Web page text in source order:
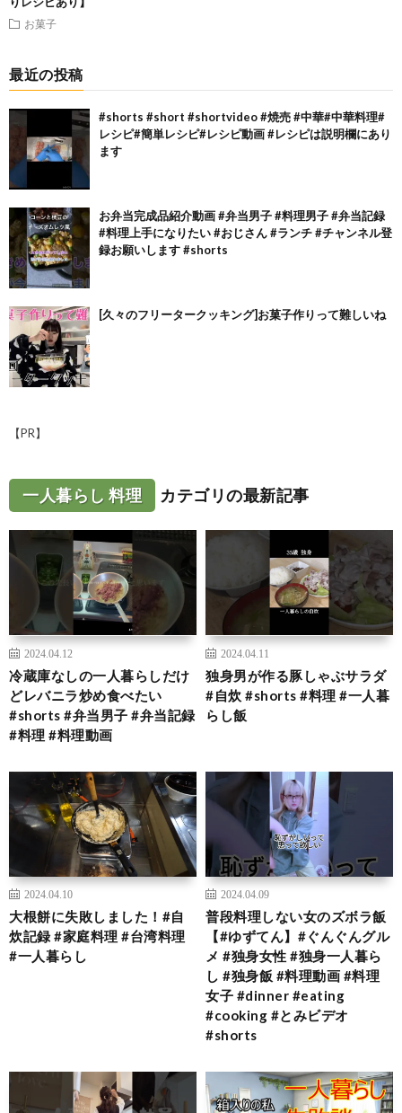
お菓子
最近の投稿
#shorts #short #shortvideo #焼売 #中華#中華料理#
レシピ#簡単レシピ#レシピ動画 #レシピは説明欄にあり
ます
お弁当完成品紹介動画 #弁当男子 #料理男子 #弁当記録
#料理上手になりたい #おじさん #ランチ #チャンネル登
録お願いします #shorts
[久々のフリータークッキング]お菓子作りって難しいね
【PR】
一人暮らし 料理 カテゴリの最新記事
2024.04.12
冷蔵庫なしの一人暮らしだけ
どレバニラ炒め食べたい
#shorts #弁当男子 #弁当記録
#料理 #料理動画
2024.04.11
独身男が作る豚しゃぶサラダ
#自炊 #shorts #料理 #一人暮
らし飯
2024.04.10
大根餅に失敗しました！#自
炊記録 #家庭料理 #台湾料理
#一人暮らし
2024.04.09
普段料理しない女のズボラ飯
【#ゆずてん】#ぐんぐんグル
メ #独身女性 #独身一人暮ら
し #独身飯 #料理動画 #料理
女子 #dinner #eating
#cooking #とみビデオ
#shorts